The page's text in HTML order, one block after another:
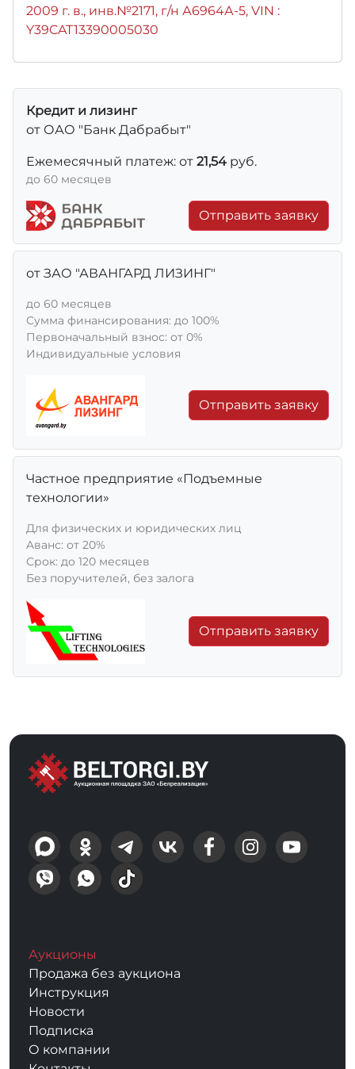
2009 г. в., инв.№2171, г/н А6964А-5, VIN :
Y39CAT13390005030
Кредит и лизинг
от ОАО "Банк Дабрабыт"
Ежемесячный платеж: от 21,54 руб.
до 60 месяцев
Отправить заявку
от ЗАО "АВАНГАРД ЛИЗИНГ"
до 60 месяцев
Сумма финансирования: до 100%
Первоначальный взнос: от 0%
Индивидуальные условия
Отправить заявку
Частное предприятие «Подъемные
технологии»
Для физических и юридических лиц
Aванс: от 20%
Срок: до 120 месяцев
Без поручителей, без залога
Отправить заявку
Аукционы
Продажа без аукциона
Инструкция
Новости
Подписка
О компании